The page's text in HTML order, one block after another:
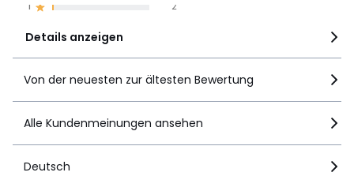
1 2
Details anzeigen
Von der neuesten zur ältesten Bewertung
Alle Kundenmeinungen ansehen
Deutsch